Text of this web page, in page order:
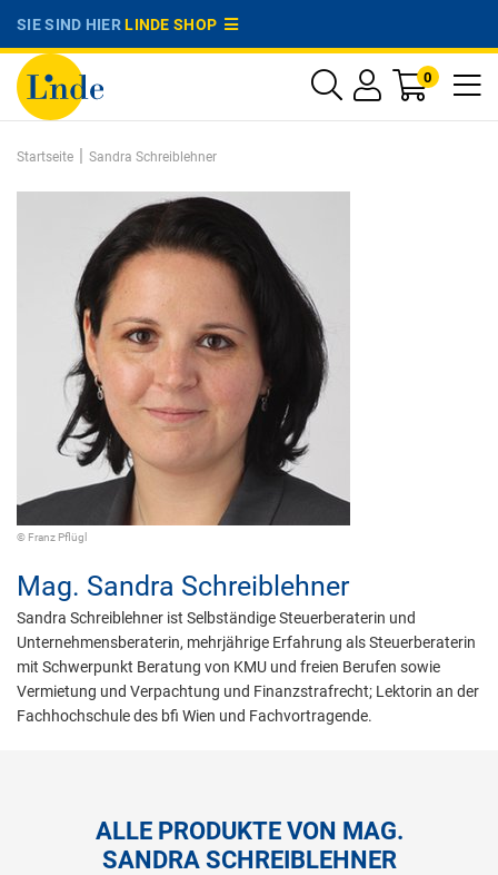
SIE SIND HIERLINDE SHOP
0
Startseite | Sandra Schreiblehner
© Franz Pflügl
Mag. Sandra Schreiblehner
Sandra Schreiblehner ist Selbständige Steuerberaterin und
Unternehmensberaterin, mehrjährige Erfahrung als Steuerberaterin
mit Schwerpunkt Beratung von KMU und freien Berufen sowie
Vermietung und Verpachtung und Finanzstrafrecht; Lektorin an der
Fachhochschule des bfi Wien und Fachvortragende.
ALLE PRODUKTE VON MAG.
SANDRA SCHREIBLEHNER